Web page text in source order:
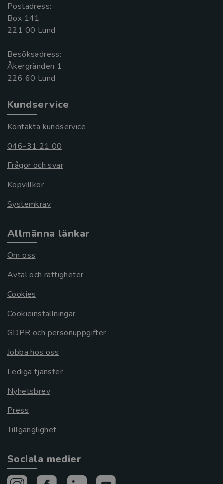
Postadress:
Box 141
221 00 Lund
Besöksadress:
Åkergränden 1
Kundservice
Kontakta kundservice
046-31 21 00
Frågor och svar
Köpvillkor
Systemkrav
Allmänna länkar
Om oss
Avtal och rättigheter
Cookies
Cookieinställningar
GDPR och personuppgifter
Jobba hos oss
Lediga tjänster
Nyhetsbrev
Press
Tillgänglighet
Sociala medier